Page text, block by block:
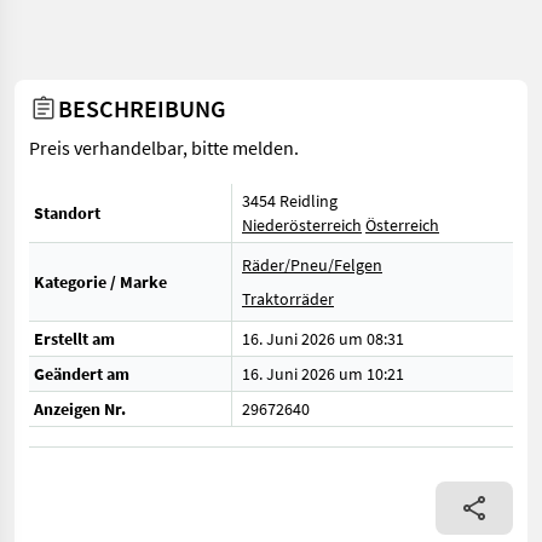
BESCHREIBUNG
Preis verhandelbar, bitte melden.
Standort
3454 Reidling
Niederösterreich Österreich
Kategorie / Marke
Räder/Pneu/Felgen
Traktorräder
Erstellt am
16. Juni 2026 um 08:31
Geändert am
16. Juni 2026 um 10:21
Anzeigen Nr.
29672640